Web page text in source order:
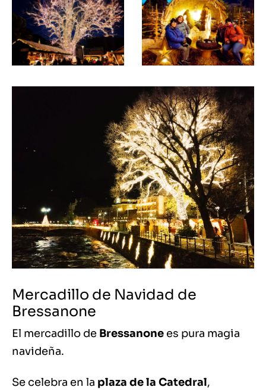
Mercadillo de Navidad de
Bressanone
El mercadillo de Bressanone es pura magia
navideña.
Se celebra en la plaza de la Catedral,